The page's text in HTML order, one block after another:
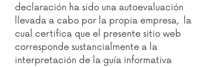
declaración ha sido una autoevaluación
llevada a cabo por la propia empresa, la
cual certifica que el presente sitio web
corresponde sustancialmente a la
interpretación de la guía informativa